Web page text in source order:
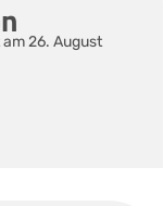
26. August